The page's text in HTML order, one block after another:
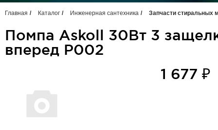
Главная Каталог Инженерная сантехника Запчасти стиральных
Помпа Askoll 30Вт 3
вперед P002
1 677 ₽